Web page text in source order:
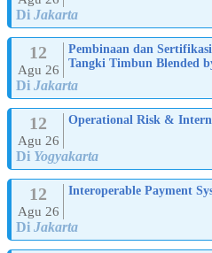
Di Jakarta
12
Agu 26
Pembinaan dan
Tangki Timbun Blended
Di Jakarta
12
Agu 26
Operational Risk &
Di Yogyakarta
12
Agu 26
Interoperable Payment
Di Jakarta